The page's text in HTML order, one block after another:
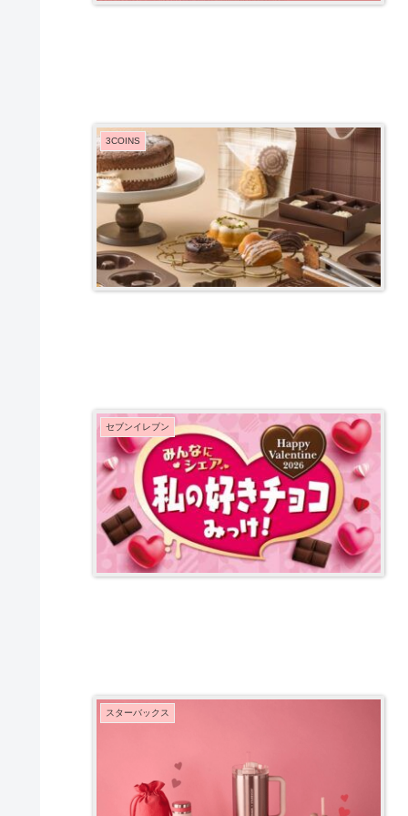
3COINS
セブンイレブン
スターバックス